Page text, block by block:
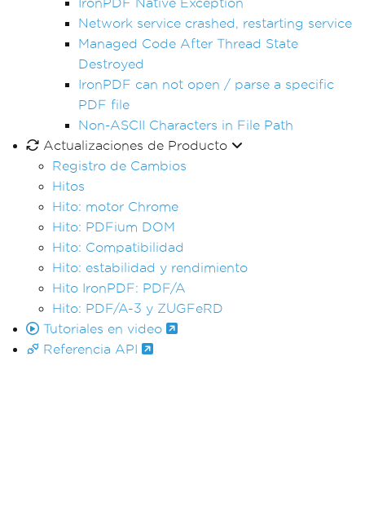
IronPDF Native Exception
Network service crashed, restarting service
Managed Code After Thread State
Destroyed
IronPDF can not open / parse a specific
PDF file
Non-ASCII Characters in File Path
Actualizaciones de Producto
Registro de Cambios
Hitos
Hito: motor Chrome
Hito: PDFium DOM
Hito: Compatibilidad
Hito: estabilidad y rendimiento
Hito IronPDF: PDF/A
Hito: PDF/A-3 y ZUGFeRD
Tutoriales en video
Referencia API